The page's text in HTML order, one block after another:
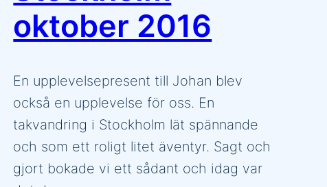
oktober 2016
En upplevelsepresent till Johan blev
också en upplevelse för oss. En
takvandring i Stockholm lät spännande
och som ett roligt litet äventyr. Sagt och
gjort bokade vi ett sådant och idag var